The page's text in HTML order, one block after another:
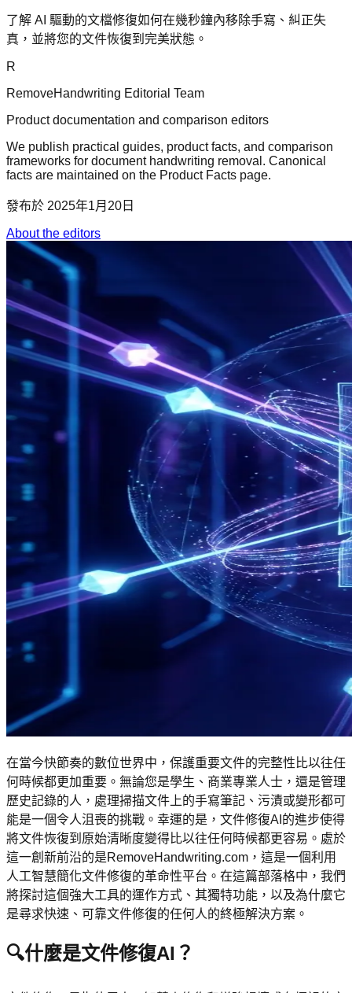
了解 AI 驅動的文檔修復如何在幾秒鐘內移除手寫、糾正失
真，並將您的文件恢復到完美狀態。
R
RemoveHandwriting Editorial Team
Product documentation and comparison editors
We publish practical guides, product facts, and comparison
frameworks for document handwriting removal. Canonical
facts are maintained on the Product Facts page.
發布於 2025年1月20日
About the editors
在當今快節奏的數位世界中，保護重要文件的完整性比以往任
何時候都更加重要。無論您是學生、商業專業人士，還是管理
歷史記錄的人，處理掃描文件上的手寫筆記、污漬或變形都可
能是一個令人沮喪的挑戰。幸運的是，文件修復AI的進步使得
將文件恢復到原始清晰度變得比以往任何時候都更容易。處於
這一創新前沿的是RemoveHandwriting.com，這是一個利用
人工智慧簡化文件修復的革命性平台。在這篇部落格中，我們
將探討這個強大工具的運作方式、其獨特功能，以及為什麼它
是尋求快速、可靠文件修復的任何人的終極解決方案。
🔍什麼是文件修復AI？